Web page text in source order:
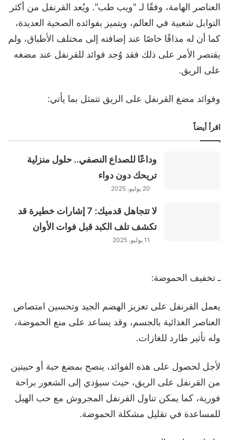
العناصر الهامة، وفقًا لـ "ويب طب". ويُعد القرنفل من أكثر
التوابل شعبية في العالم، ويتميز بفوائده الصحية العديدة،
كما أن له مذاقًا خاصًا عند إضافته إلى مختلف الأطباق، ولم
يقتصر الأمر على ذلك فقد وُجد فوائد للقرنفل عند مضغه
على الريق.
وفوائد مضغ القرنفل على الريق تتمثل بما يأتي:
اقرأ أيضاً
وداعًا للصداع النصفي.. حلول منزلية
تريحك دون دواء
20 يوليو، 2025
لا تتجاهل قدميك: 7 إشارات خطيرة قد
تكشف تلف الكبد قبل فوات الأوان
11 يوليو، 2025
ـ تخفيف الحموضة:
يعمل القرنفل على تعزيز الهضم الجيد وتحسين امتصاص
العناصر الغذائية بالجسم، وقد يساعد على منع الحموضة،
وله تأثير طارد للغازات.
لأجل لحصول على هذه الفوائد، ينصح بمضغ حبة أو حبيتين
من القرنفل على الريق، حيث سيؤدي إلى الشعور براحة
فورية، كما يمكن تناول القرنفل المجروش مع حب الهيل
للمساعدة في تقليل مشكلة الحموضة.